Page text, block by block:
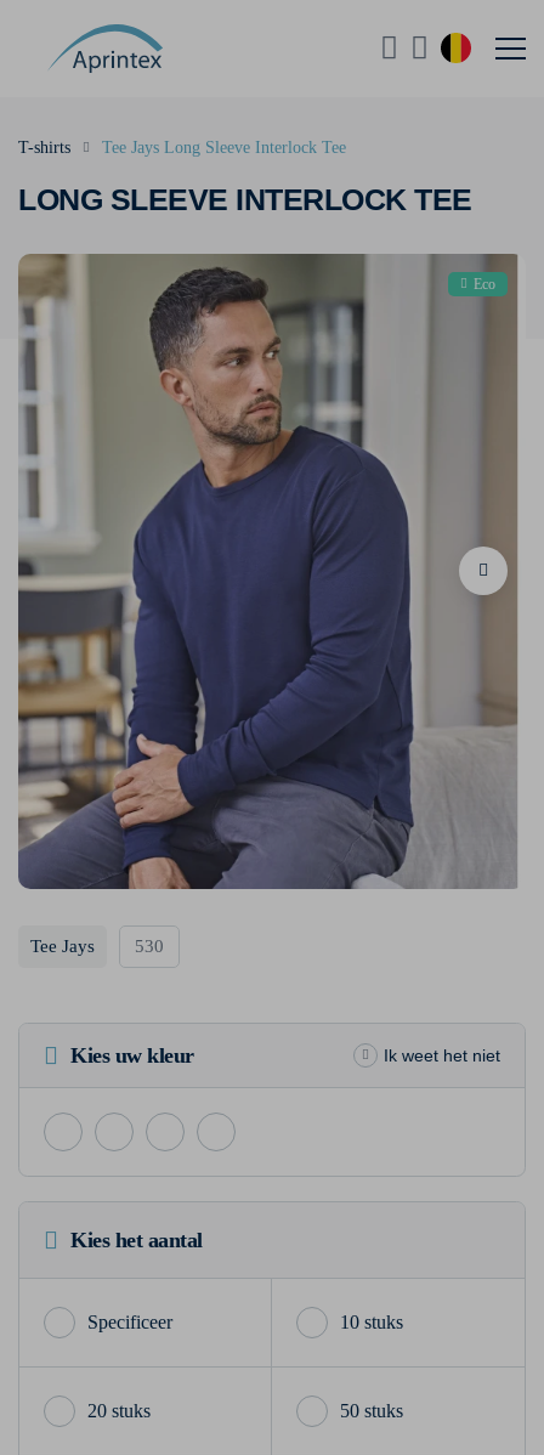
LONG SLEEVE INTERLOCK TEE
T-shirts Tee Jays Long Sleeve Interlock Tee
Eco
Tee Jays 530
Kies uw kleur Ik weet het niet
Kies het aantal
10 stuks
20 stuks 50 stuks